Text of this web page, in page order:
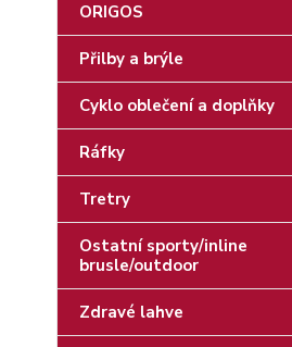
ORIGOS
Přilby a brýle
Cyklo oblečení a doplňky
Ráfky
Tretry
Ostatní sporty/inline
brusle/outdoor
Zdravé lahve